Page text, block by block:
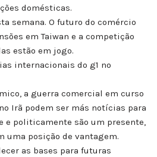
domésticas.
semana. O futuro do comércio
em Taiwan e a competição
estão em jogo.
internacionais do g1 no
a guerra comercial em curso
Irã podem ser más notícias para
e politicamente são um presente,
uma posição de vantagem.
as bases para futuras